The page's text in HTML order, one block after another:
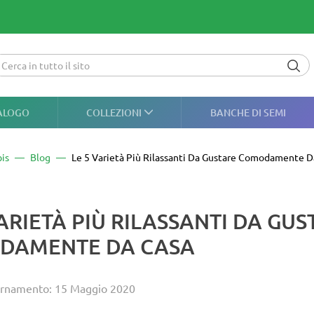
COLLEZIONI BANCHE DI SEMI
Blog Le 5 Varietà Più Rilassanti Da Gustare Comodamente
PIÙ RILASSANTI DA
DA CASA
15 Maggio 2020